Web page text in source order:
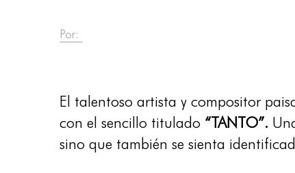
Por:
El talentoso artista y compositor
con el sencillo titulado “TANTO”.
sino que también se sienta